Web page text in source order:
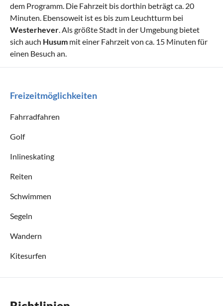
dem Programm. Die Fahrzeit bis dorthin beträgt ca. 20
Minuten. Ebensoweit ist es bis zum Leuchtturm bei
Westerhever . Als größte Stadt in der Umgebung bietet
sich auch Husum mit einer Fahrzeit von ca. 15 Minuten für
einen Besuch an.
Freizeitmöglichkeiten
Fahrradfahren
Golf
Inlineskating
Reiten
Schwimmen
Segeln
Wandern
Kitesurfen